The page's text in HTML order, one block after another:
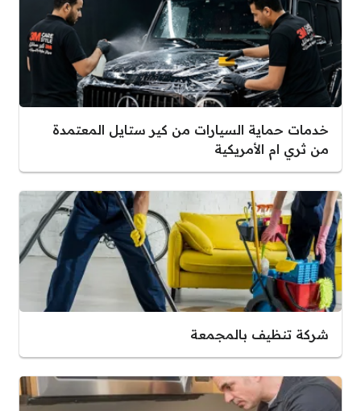
خدمات حماية السيارات من كير ستايل المعتمدة
من ثري ام الأمريكية
شركة تنظيف بالمجمعة